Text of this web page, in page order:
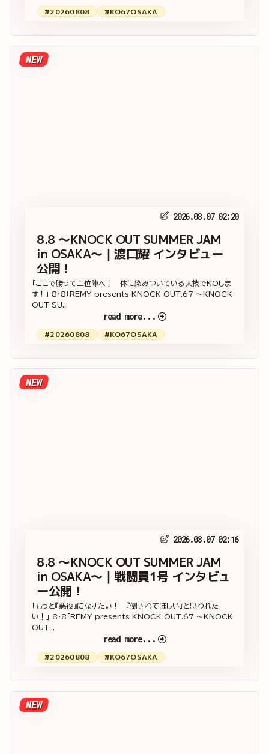
#20260808 #KO67OSAKA
NEW
2026.08.07 02:20
8.8 ～KNOCK OUT SUMMER JAM
in OSAKA～｜渡口耀 インタビュー
公開！
「ここで勝って上位陣へ！ 体に染みついている大技でKOしま
す！」 8・8「REMY presents KNOCK OUT.67 ～KNOCK
OUT SU...
read more...
#20260808 #KO67OSAKA
NEW
2026.08.07 02:16
8.8 ～KNOCK OUT SUMMER JAM
in OSAKA～｜戦闘員1号 インタビュ
ー公開！
「もっと『悪役』になりたい！ 『倒されてほしい』と思われた
い！」 8・8「REMY presents KNOCK OUT.67 ～KNOCK
OUT...
read more...
#20260808 #KO67OSAKA
NEW